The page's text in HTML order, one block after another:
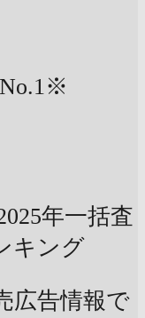
No.1※
年一括査
キング
広告情報で